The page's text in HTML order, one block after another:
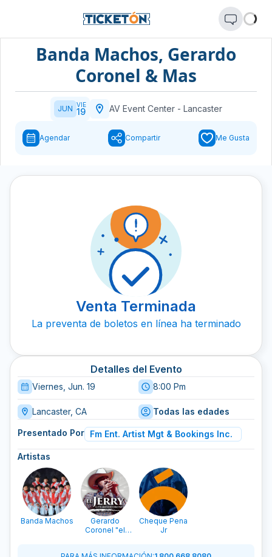
Banda Machos, Gerardo
Coronel & Mas
JUN VIE
19 AV Event Center- Lancaster
Agendar Compartir Me Gusta
Venta Terminada
La preventa de boletos en línea ha terminado
Detalles del Evento
Viernes, Jun. 19 8:00 Pm
Lancaster, CA Todas las edades
Presentado Por Fm Ent. Artist Mgt & Bookings Inc.
Artistas
Banda Machos
Gerardo
Coronel "el
Cheque Pena
Jr